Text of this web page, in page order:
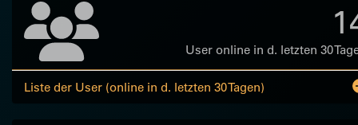
User online in d. letzten 30
Liste der User (online in d. letzten 30 Tagen)